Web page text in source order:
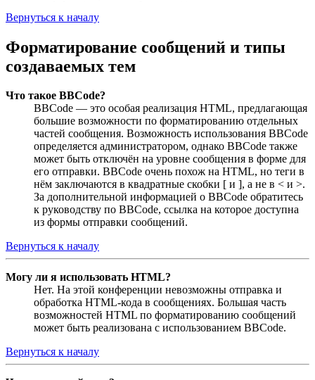
Вернуться к началу
Форматирование сообщений и типы
создаваемых тем
Что такое BBCode?
BBCode — это особая реализация HTML, предлагающая
большие возможности по форматированию отдельных
частей сообщения. Возможность использования BBCode
определяется администратором, однако BBCode также
может быть отключён на уровне сообщения в форме для
его отправки. BBCode очень похож на HTML, но теги в
нём заключаются в квадратные скобки [ и ], а не в < и >.
За дополнительной информацией о BBCode обратитесь
к руководству по BBCode, ссылка на которое доступна
из формы отправки сообщений.
Вернуться к началу
Могу ли я использовать HTML?
Нет. На этой конференции невозможны отправка и
обработка HTML-кода в сообщениях. Большая часть
возможностей HTML по форматированию сообщений
может быть реализована с использованием BBCode.
Вернуться к началу